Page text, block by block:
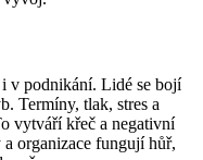
i v podnikání. Lidé se bojí
Termíny, tlak, stres a
vytváří křeč a negativní
organizace fungují hůř,